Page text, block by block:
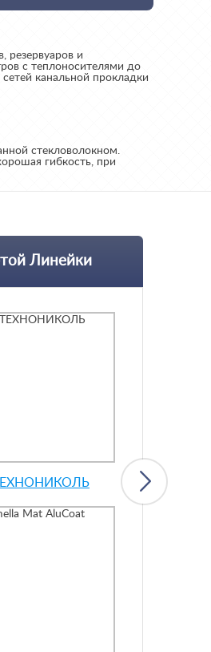
резервуаров и
с теплоносителями до
канальной прокладки
стекловолокном.
гибкость, при
Линейки
PAROC